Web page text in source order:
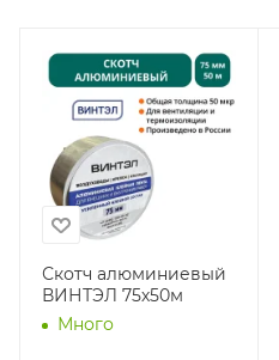
Скотч алюминиевый
ВИНТЭЛ 75х50м
Много